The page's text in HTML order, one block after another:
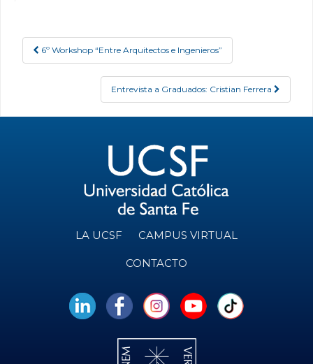
Post navigation
6º Workshop “Entre Arquitectos e Ingenieros”
Entrevista a Graduados: Cristian Ferrera
LA UCSF CAMPUS VIRTUAL
CONTACTO